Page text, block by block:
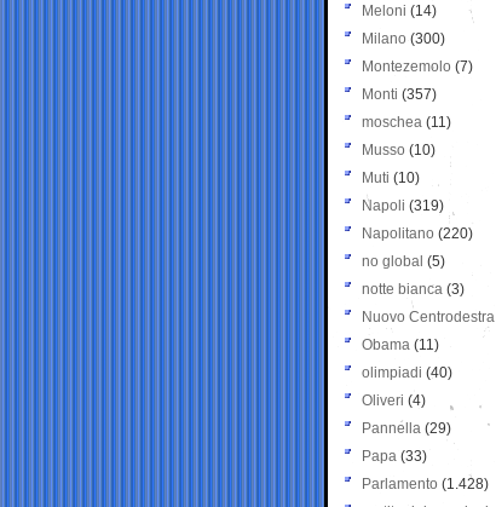
Meloni (14)
Milano (300)
Montezemolo (7)
Monti (357)
moschea (11)
Musso (10)
Muti (10)
Napoli (319)
Napolitano (220)
no global (5)
notte bianca (3)
Nuovo Centrodestra
Obama (11)
olimpiadi (40)
Oliveri (4)
Pannella (29)
Papa (33)
Parlamento (1.428)